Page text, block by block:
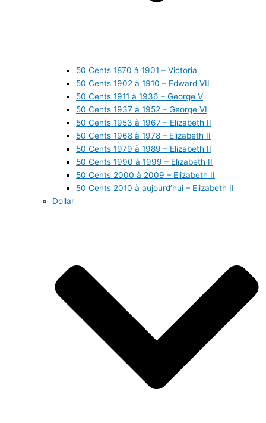
50 Cents 1870 à 1901 – Victoria
50 Cents 1902 à 1910 – Edward VII
50 Cents 1911 à 1936 – George V
50 Cents 1937 à 1952 – George VI
50 Cents 1953 à 1967 – Elizabeth II
50 Cents 1968 à 1978 – Elizabeth II
50 Cents 1979 à 1989 – Elizabeth II
50 Cents 1990 à 1999 – Elizabeth II
50 Cents 2000 à 2009 – Elizabeth II
50 Cents 2010 à aujourd’hui – Elizabeth II
Dollar